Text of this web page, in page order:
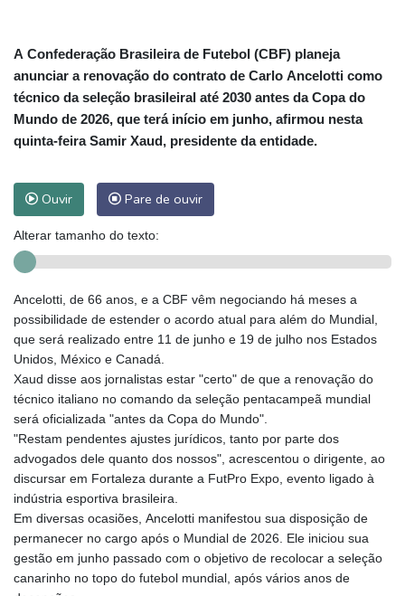
A Confederação Brasileira de Futebol (CBF) planeja
anunciar a renovação do contrato de Carlo Ancelotti como
técnico da seleção brasileiral até 2030 antes da Copa do
Mundo de 2026, que terá início em junho, afirmou nesta
quinta-feira Samir Xaud, presidente da entidade.
Ouvir Pare de ouvir
Alterar tamanho do texto:
Ancelotti, de 66 anos, e a CBF vêm negociando há meses a
possibilidade de estender o acordo atual para além do Mundial,
que será realizado entre 11 de junho e 19 de julho nos Estados
Unidos, México e Canadá.
Xaud disse aos jornalistas estar "certo" de que a renovação do
técnico italiano no comando da seleção pentacampeã mundial
será oficializada "antes da Copa do Mundo".
"Restam pendentes ajustes jurídicos, tanto por parte dos
advogados dele quanto dos nossos", acrescentou o dirigente, ao
discursar em Fortaleza durante a FutPro Expo, evento ligado à
indústria esportiva brasileira.
Em diversas ocasiões, Ancelotti manifestou sua disposição de
permanecer no cargo após o Mundial de 2026. Ele iniciou sua
gestão em junho passado com o objetivo de recolocar a seleção
canarinho no topo do futebol mundial, após vários anos de